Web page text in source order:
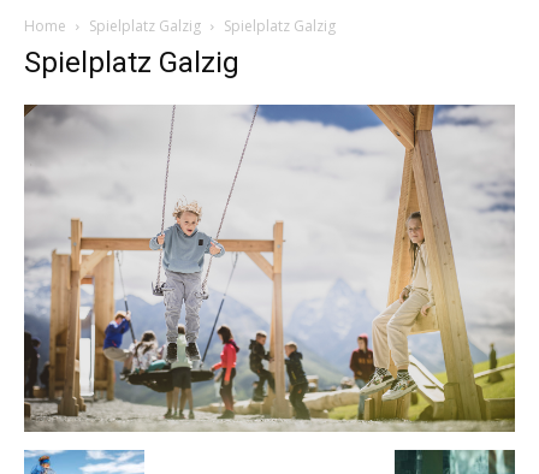
Home Spielplatz Galzig Spielplatz Galzig
Spielplatz Galzig